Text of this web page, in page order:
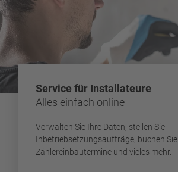
Service für Installateure
Alles einfach online
Verwalten Sie Ihre Daten, stellen Sie
Inbetriebsetzungsaufträge, buchen Sie
Zählereinbautermine und vieles mehr.